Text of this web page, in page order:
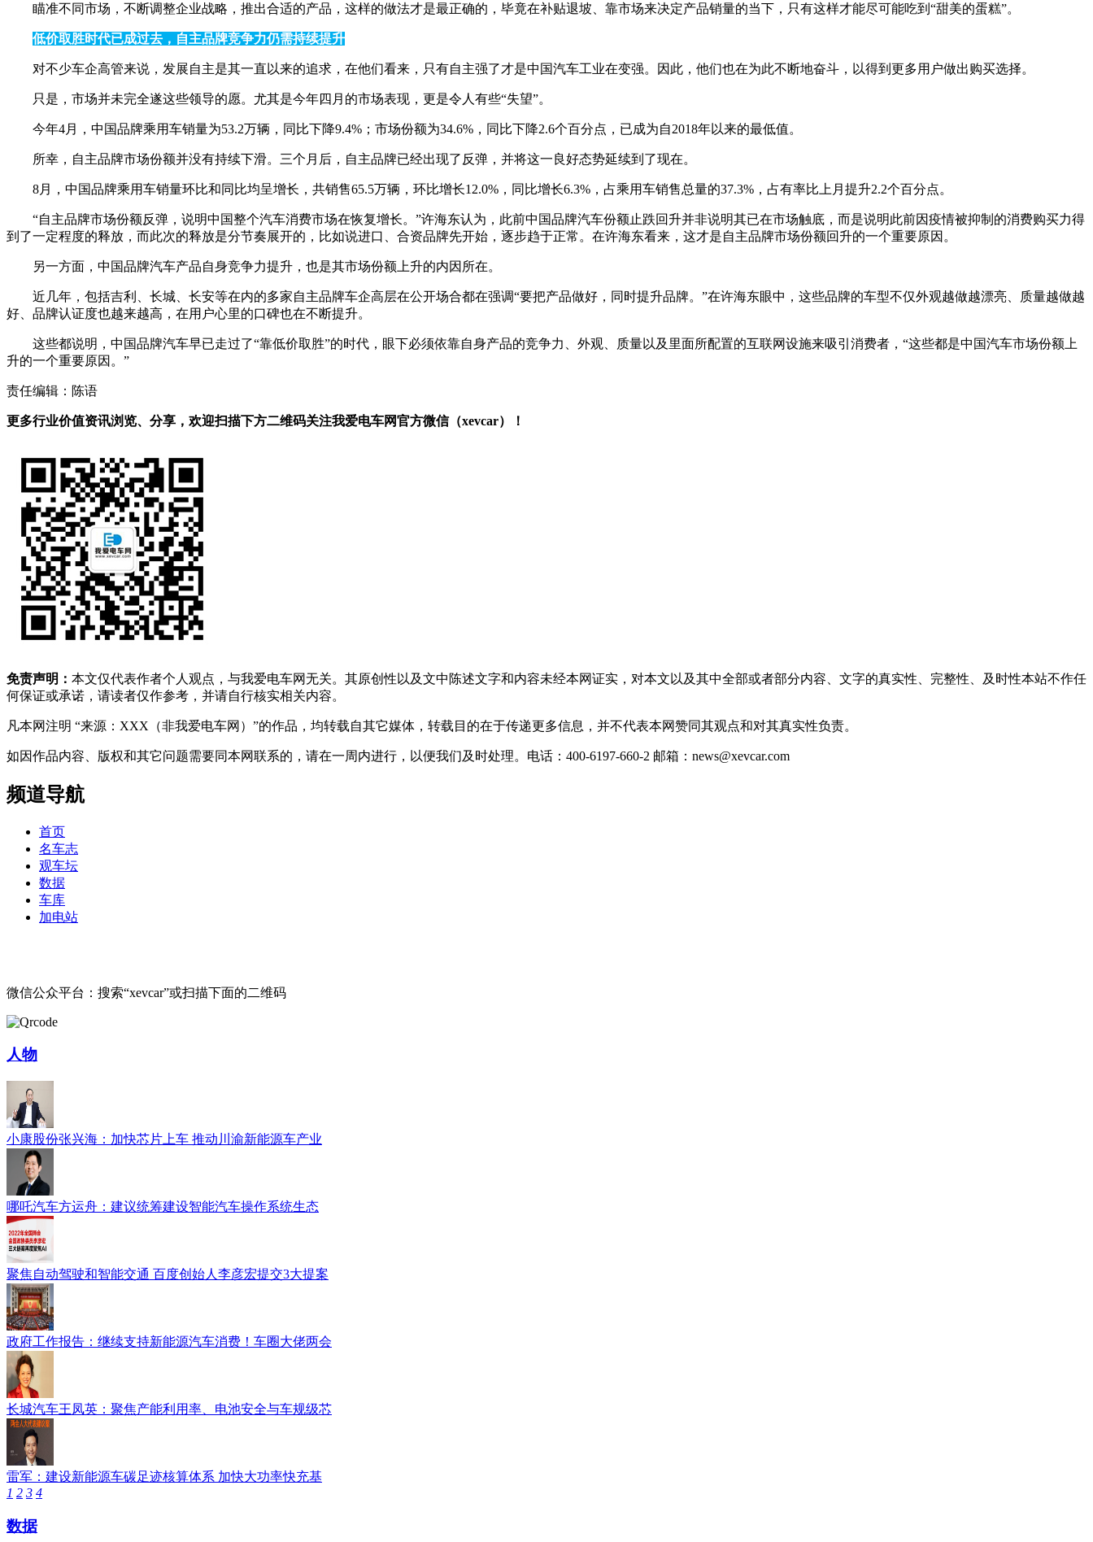
瞄准不同市场，不断调整企业战略，推出合适的产品，这样的做法才是最正确的，毕竟在补贴退坡、靠市场来决定产品销量的当下，只有这样才能尽可能吃到“甜美的蛋糕”。
低价取胜时代已成过去，自主品牌竞争力仍需持续提升
对不少车企高管来说，发展自主是其一直以来的追求，在他们看来，只有自主强了才是中国汽车工业在变强。因此，他们也在为此不断地奋斗，以得到更多用户做出购买选择。
只是，市场并未完全遂这些领导的愿。尤其是今年四月的市场表现，更是令人有些“失望”。
今年4月，中国品牌乘用车销量为53.2万辆，同比下降9.4%；市场份额为34.6%，同比下降2.6个百分点，已成为自2018年以来的最低值。
所幸，自主品牌市场份额并没有持续下滑。三个月后，自主品牌已经出现了反弹，并将这一良好态势延续到了现在。
8月，中国品牌乘用车销量环比和同比均呈增长，共销售65.5万辆，环比增长12.0%，同比增长6.3%，占乘用车销售总量的37.3%，占有率比上月提升2.2个百分点。
“自主品牌市场份额反弹，说明中国整个汽车消费市场在恢复增长。”许海东认为，此前中国品牌汽车份额止跌回升并非说明其已在市场触底，而是说明此前因疫情被抑制的消费购买力得
到了一定程度的释放，而此次的释放是分节奏展开的，比如说进口、合资品牌先开始，逐步趋于正常。在许海东看来，这才是自主品牌市场份额回升的一个重要原因。
另一方面，中国品牌汽车产品自身竞争力提升，也是其市场份额上升的内因所在。
近几年，包括吉利、长城、长安等在内的多家自主品牌车企高层在公开场合都在强调“要把产品做好，同时提升品牌。”在许海东眼中，这些品牌的车型不仅外观越做越漂亮、质量越做越
好、品牌认证度也越来越高，在用户心里的口碑也在不断提升。
这些都说明，中国品牌汽车早已走过了“靠低价取胜”的时代，眼下必须依靠自身产品的竞争力、外观、质量以及里面所配置的互联网设施来吸引消费者，“这些都是中国汽车市场份额上
升的一个重要原因。”
责任编辑：陈语
更多行业价值资讯浏览、分享，欢迎扫描下方二维码关注我爱电车网官方微信（xevcar）！
免责声明： 本文仅代表作者个人观点，与我爱电车网无关。其原创性以及文中陈述文字和内容未经本网证实，对本文以及其中全部或者部分内容、文字的真实性、完整性、及时性本站不作任
何保证或承诺，请读者仅作参考，并请自行核实相关内容。
凡本网注明 “来源：XXX（非我爱电车网）”的作品，均转载自其它媒体，转载目的在于传递更多信息，并不代表本网赞同其观点和对其真实性负责。
如因作品内容、版权和其它问题需要同本网联系的，请在一周内进行，以便我们及时处理。电话：400-6197-660-2 邮箱：news@xevcar.com
频道导航
首页
名车志
观车坛
数据
车库
加电站
微信公众平台：搜索“xevcar”或扫描下面的二维码
人物
小康股份张兴海：加快芯片上车 推动川渝新能源车产业
哪吒汽车方运舟：建议统筹建设智能汽车操作系统生态
聚焦自动驾驶和智能交通 百度创始人李彦宏提交3大提案
政府工作报告：继续支持新能源汽车消费！车圈大佬两会
长城汽车王凤英：聚焦产能利用率、电池安全与车规级芯
雷军：建设新能源车碳足迹核算体系 加快大功率快充基
1 2 3 4
数据